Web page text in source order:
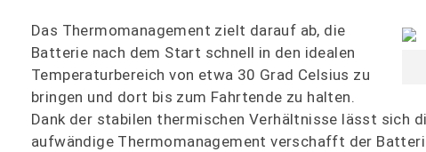
Das Thermomanagement zielt darauf ab, die
Batterie nach dem Start schnell in den idealen
Temperaturbereich von etwa 30 Grad Celsius zu
bringen und dort bis zum Fahrtende zu halten.
Dank der stabilen thermischen Verhältnisse lässt sich
aufwändige Thermomanagement verschafft der